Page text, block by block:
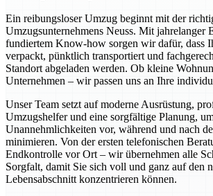
Ein reibungsloser Umzug beginnt mit der
Umzugsunternehmens Neuss. Mit jahrelanger
fundiertem Know-how sorgen wir dafür, dass
verpackt, pünktlich transportiert und
Standort abgeladen werden. Ob kleine
Unternehmen – wir passen uns an Ihre
Unser Team setzt auf moderne Ausrüstung,
Umzugshelfer und eine sorgfältige Planung,
Unannehmlichkeiten vor, während und nach
minimieren. Von der ersten telefonischen
Endkontrolle vor Ort – wir übernehmen alle
Sorgfalt, damit Sie sich voll und ganz auf den
Lebensabschnitt konzentrieren können.